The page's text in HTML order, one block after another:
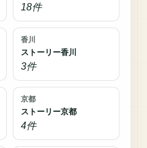
18件
香川
ストーリー香川
3件
京都
ストーリー京都
4件